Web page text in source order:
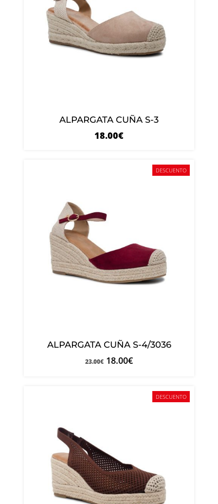
ALPARGATA CUÑA S-3
18.00€
DESCUENTO
ALPARGATA CUÑA S-4/3036
23.00€ 18.00€
DESCUENTO